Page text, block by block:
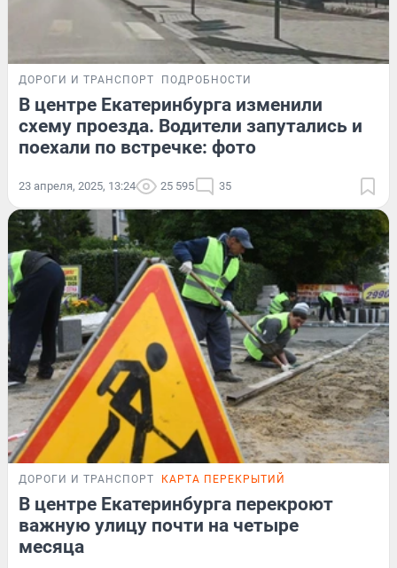
ДОРОГИ И ТРАНСПОРТ ПОДРОБНОСТИ
В центре Екатеринбурга изменили
схему проезда. Водители запутались и
поехали по встречке: фото
23 апреля, 2025, 13:24 25 595 35
ДОРОГИ И ТРАНСПОРТ КАРТА ПЕРЕКРЫТИЙ
В центре Екатеринбурга перекроют
важную улицу почти на четыре
месяца